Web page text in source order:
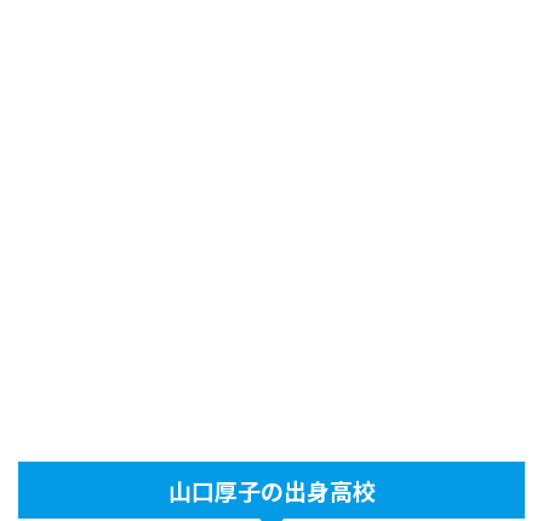
山口厚子の出身高校